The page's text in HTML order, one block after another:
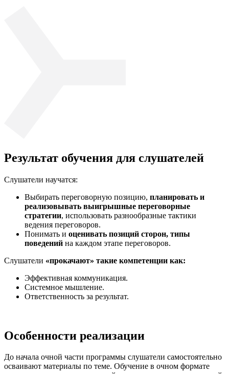
Результат обучения для слушателей
Слушатели научатся:
Выбирать переговорную позицию, планировать и
реализовывать выигрышные переговорные
стратегии, использовать разнообразные тактики
ведения переговоров.
Понимать и оценивать позиций сторон, типы
поведений на каждом этапе переговоров.
Слушатели «прокачают» такие компетенции как:
Эффективная коммуникация.
Системное мышление.
Ответственность за результат.
Особенности реализации
До начала очной части программы слушатели самостоятельно
осваивают материалы по теме. Обучение в очном формате